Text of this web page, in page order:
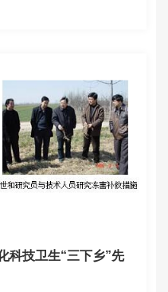
区10...
科技卫生“三下乡”先